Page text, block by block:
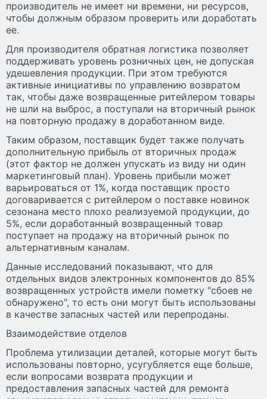
производитель не имеет ни времени, ни ресурсов,
чтобы должным образом проверить или доработать
ее.
Для производителя обратная логистика позволяет
поддерживать уровень розничных цен, не допуская
удешевления продукции. При этом требуются
активные инициативы по управлению возвратом
так, чтобы даже возвращенные ритейлером товары
не шли на выброс, а поступали на вторичный рынок
на повторную продажу в доработанном виде.
Таким образом, поставщик будет также получать
дополнительную прибыль от вторичных продаж
(этот фактор не должен упускать из виду ни один
маркетинговый план). Уровень прибыли может
варьироваться от 1%, когда поставщик просто
договаривается с ритейлером о поставке новинок
сезонана место плохо реализуемой продукции, до
5%, если доработанный возвращенный товар
поступает на продажу на вторичный рынок по
альтернативным каналам.
Данные исследований показывают, что для
отдельных видов электронных компонентов до 85%
возвращенных устройств имели пометку "сбоев не
обнаружено", то есть они могут быть использованы
в качестве запасных частей или перепроданы.
Взаимодействие отделов
Проблема утилизации деталей, которые могут быть
использованы повторно, усугубляется еще больше,
если вопросами возврата продукции и
предоставления запасных частей для ремонта